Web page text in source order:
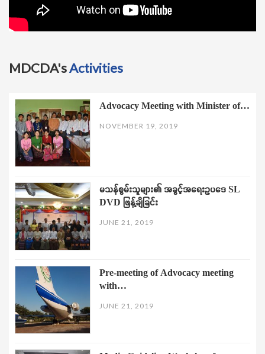
MDCDA'sActivities
Advocacy Meeting with Minister of…
NOVEMBER 19, 2019
မသန်စွမ်းသူများ၏ အခွင့်အရေးဥပဒေ SL
DVD ဖြန့်ချိခြင်း
JUNE 21, 2019
Pre-meeting of Advocacy meeting
with…
JUNE 21, 2019